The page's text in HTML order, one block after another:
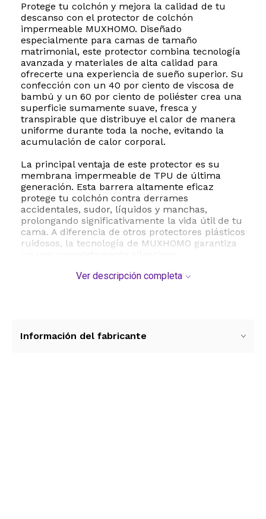
Protege tu colchón y mejora la calidad de tu
descanso con el protector de colchón
impermeable MUXHOMO. Diseñado
especialmente para camas de tamaño
matrimonial, este protector combina tecnología
avanzada y materiales de alta calidad para
ofrecerte una experiencia de sueño superior. Su
confección con un 40 por ciento de viscosa de
bambú y un 60 por ciento de poliéster crea una
superficie sumamente suave, fresca y
transpirable que distribuye el calor de manera
uniforme durante toda la noche, evitando la
acumulación de calor corporal.
La principal ventaja de este protector es su
membrana impermeable de TPU de última
generación. Esta barrera altamente eficaz
protege tu colchón contra derrames
accidentales, sudor, líquidos y manchas,
prolongando significativamente la vida útil de tu
cama. A diferencia de otros protectores plásticos
ruidosos, la tecnología de MUXHOMO garantiza
ruidos de fricción.
pulgadas de altura, incluyendo modelos de
Ver descripción completa
Información del fabricante